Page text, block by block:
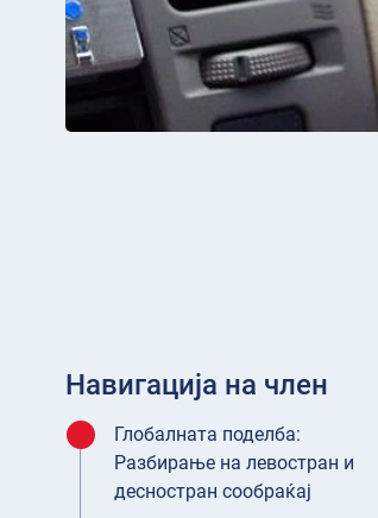
Навигација на член
Глобалната поделба:
Разбирање на левостран и
десностран сообраќај